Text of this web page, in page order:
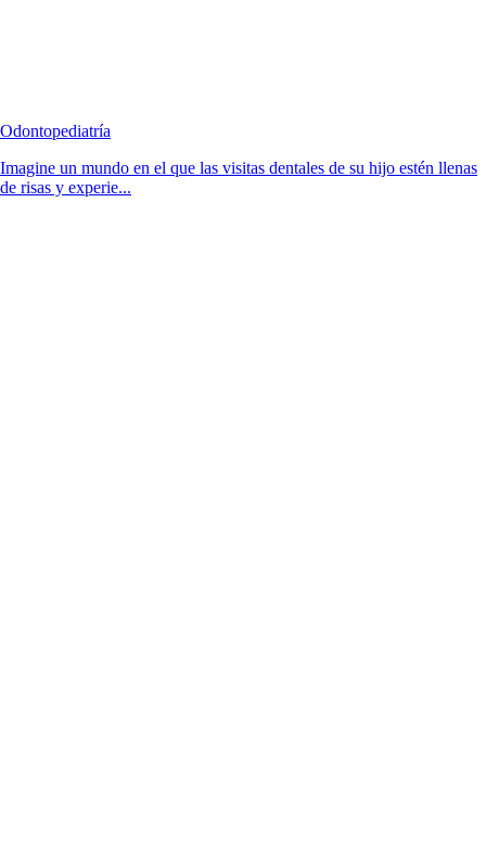
Odontopediatría
Imagine un mundo en el que las visitas dentales de su hijo estén llenas
de risas y experie...